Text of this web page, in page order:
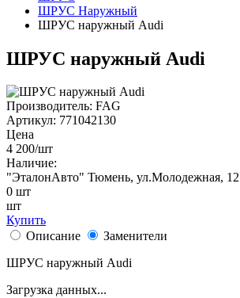
ШРУС Наружный
ШРУС наружный Audi
ШРУС наружный Audi
Производитель: FAG
Артикул: 771042130
Цена
4 200/шт
Наличие:
"ЭталонАвто" Тюмень, ул.Молодежная, 12
0 шт
шт
Купить
Описание
Заменители
ШРУС наружный Audi
Загрузка данных...